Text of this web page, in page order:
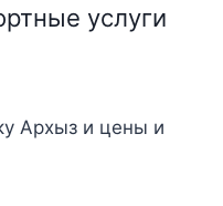
услуги
Архыз и цены и